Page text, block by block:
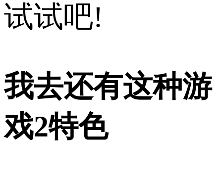
试试吧!
我去还有这种游
戏2特色